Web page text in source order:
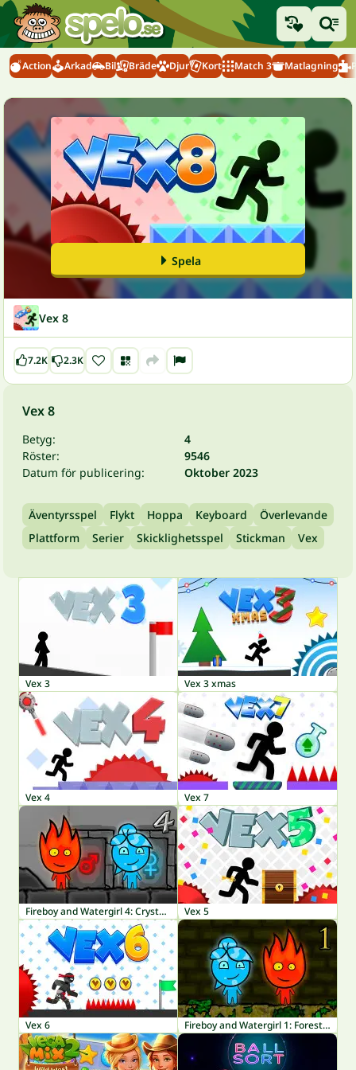
Action Arkad Bil Bräde Djur Kort Match 3 Matlagning
Spela
Vex 8
7.2K 2.3K
Vex 8
Betyg:
4
Röster:
9546
Datum för publicering:
Oktober 2023
Äventyrsspel Flykt Hoppa Keyboard
Överlevande
Plattform
Serier Skicklighetsspel Stickman Vex
Vex 3 Vex 3 xmas
Vex 4 Vex 7
Fireboy and Watergirl 4: Crystal Temple Vex 5
Vex 6 Fireboy and Watergirl 1: Forest Temple